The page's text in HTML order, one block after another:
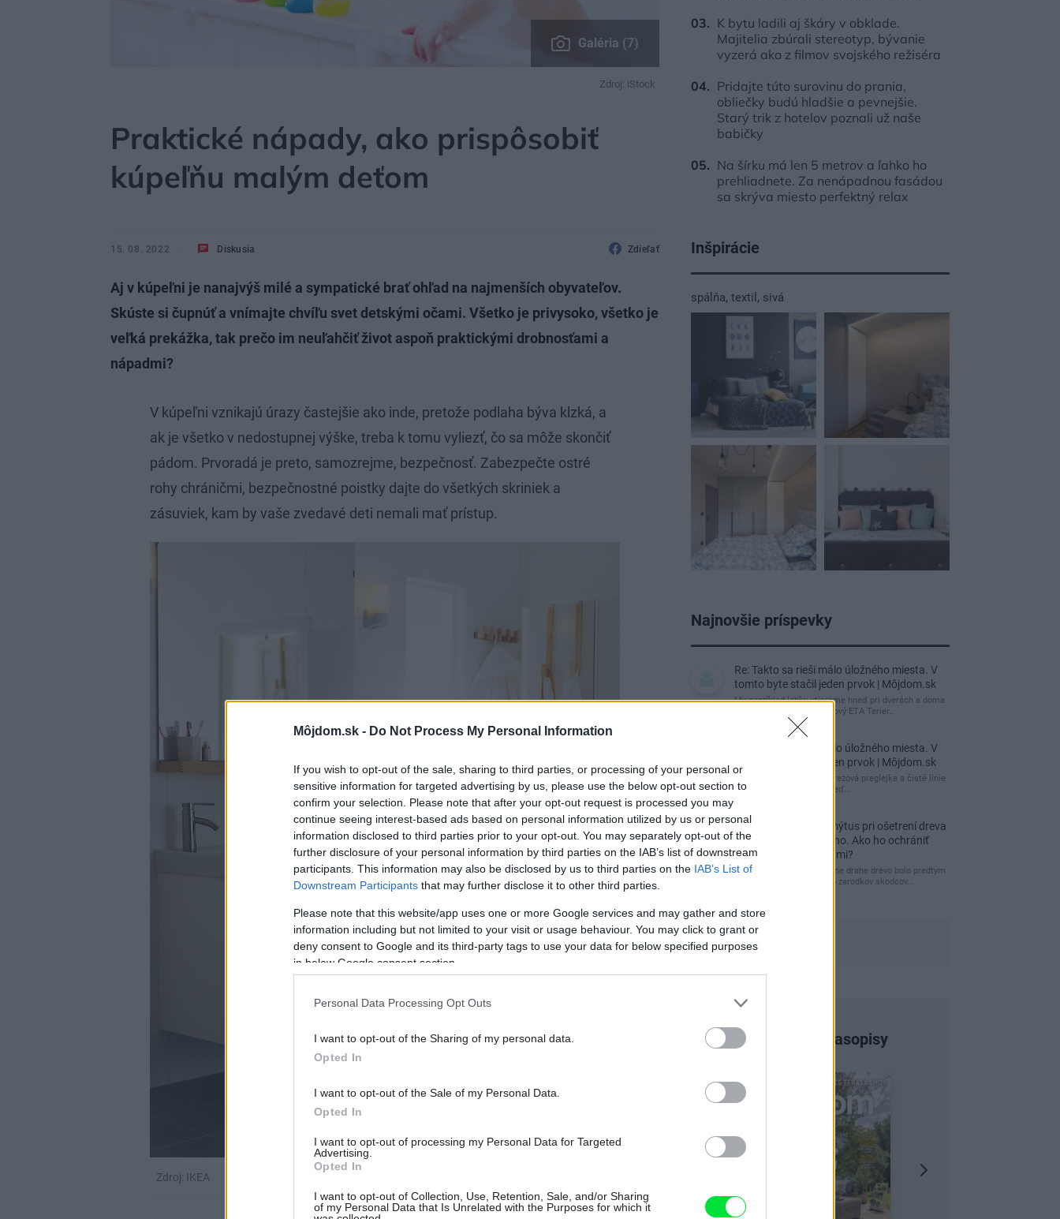
Môjdom.sk - Do Not Process My Personal Information
If you wish to opt-out of the sale, sharing to third parties, or processing of your personal or
sensitive information for targeted advertising by us, please use the below opt-out section to
confirm your selection. Please note that after your opt-out request is processed you may
continue seeing interest-based ads based on personal information utilized by us or personal
information disclosed to third parties prior to your opt-out. You may separately opt-out of the
further disclosure of your personal information by third parties on the IAB’s list of downstream
participants. This information may also be disclosed by us to third parties on the IAB’s List of
Downstream Participants that may further disclose it to other third parties.
Please note that this website/app uses one or more Google services and may gather and store
information including but not limited to your visit or usage behaviour. You may click to grant or
deny consent to Google and its third-party tags to use your data for below specified purposes
in below Google consent section.
Personal Data Processing Opt Outs
I want to opt-out of the Sharing of my personal data.
Opted In
I want to opt-out of the Sale of my Personal Data.
Opted In
I want to opt-out of processing my Personal Data for Targeted
Advertising.
Opted In
I want to opt-out of Collection, Use, Retention, Sale, and/or Sharing
of my Personal Data that Is Unrelated with the Purposes for which it
Galéria (7)
Zdroj: iStock
Praktické nápady, ako prispôsobiť
kúpeľňu malým deťom
15. 08. 2022 Diskusia Zdieľať
Aj v kúpeľni je nanajvýš milé a sympatické brať ohľad na najmenších obyvateľov.
Skúste si čupnúť a vnímajte chvíľu svet detskými očami. Všetko je privysoko, všetko je
veľká prekážka, tak prečo im neuľahčiť život aspoň praktickými drobnosťami a
nápadmi?
V kúpeľni vznikajú úrazy častejšie ako inde, pretože podlaha býva klzká, a
ak je všetko v nedostupnej výške, treba k tomu vyliezť, čo sa môže skončiť
pádom. Prvoradá je preto, samozrejme, bezpečnosť. Zabezpečte ostré
rohy chráničmi, bezpečnostné poistky dajte do všetkých skriniek a
zásuviek, kam by vaše zvedavé deti nemali mať prístup.
Zdroj: IKEA
K bytu ladili aj škáry v obklade.
Majitelia zbúrali stereotyp, bývanie
vyzerá ako z filmov svojského režiséra
Pridajte túto surovinu do prania,
obliečky budú hladšie a pevnejšie.
Starý trik z hotelov poznali už naše
babičky
Na šírku má len 5 metrov a ľahko ho
prehliadnete. Za nenápadnou fasádou
sa skrýva miesto perfektný relax
Inšpirácie
spálňa, textil , sivá
Najnovšie príspevky
Re: Takto sa rieši málo úložného miesta. V
tomto byte stačil jeden prvok | Môjdom.sk
My napríklad labky utierame hneď pri dverách a doma
pred dvere používame tyčový ETA Terier…
Re: Takto sa rieši málo úložného miesta. V
tomto byte stačil jeden prvok | Môjdom.sk
Dizajn je to nádherný, tá brezová preglejka a čisté línie
vyzerajú super. Ale vždy, keď…
Re: Toto je najväčší mýtus pri ošetrení dreva
a môže vás vyjsť draho. Ako ho ochrániť
pred hnitím a škodcami?
clovek by cakal ze vysusene drahe drevo bolo predtym
naparovane aby sa zbavilo zarodkov skodcov...
Najnovšie časopisy